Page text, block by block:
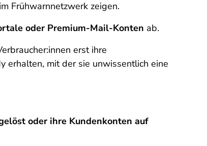
Frühwarnnetzwerk zeigen.
oder Premium-Mail-Konten ab.
erst ihre
erhalten, mit der sie unwissentlich eine
oder ihre Kundenkonten auf